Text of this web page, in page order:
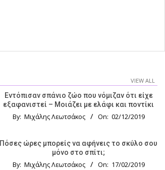
VIEW ALL
Εντόπισαν σπάνιο ζώο που νόμιζαν ότι είχε
εξαφανιστεί – Μοιάζει με ελάφι και ποντίκι
By: Μιχάλης Λεωτσάκος On: 02/12/2019
Πόσες ώρες μπορείς να αφήνεις το σκύλο σου
μόνο στο σπίτι;
By: Μιχάλης Λεωτσάκος On: 17/02/2019